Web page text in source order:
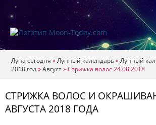
Луна сегодня »Лунный календарь»Лунный
2018 год»Август»Стрижка волос 24.08.2018
СТРИЖКА ВОЛОС И
АВГУСТА 2018 ГОДА